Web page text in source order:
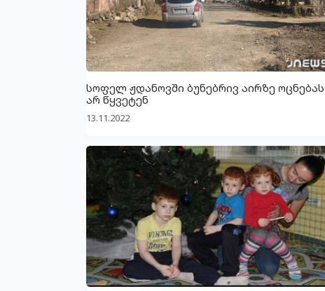
სოფელ ჟდანოვში ბუნებრივ აირზე ოცნებას
არ წყვეტენ
13.11.2022